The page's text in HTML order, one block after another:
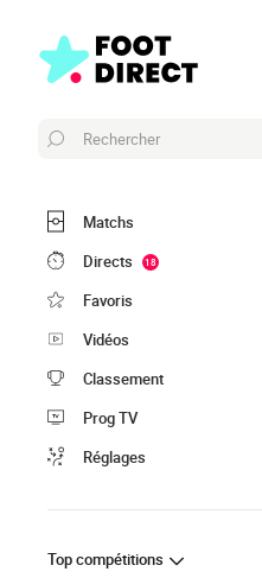
Rechercher
Matchs
Directs
18
Favoris
Vidéos
Classement
Prog TV
Réglages
Top compétitions